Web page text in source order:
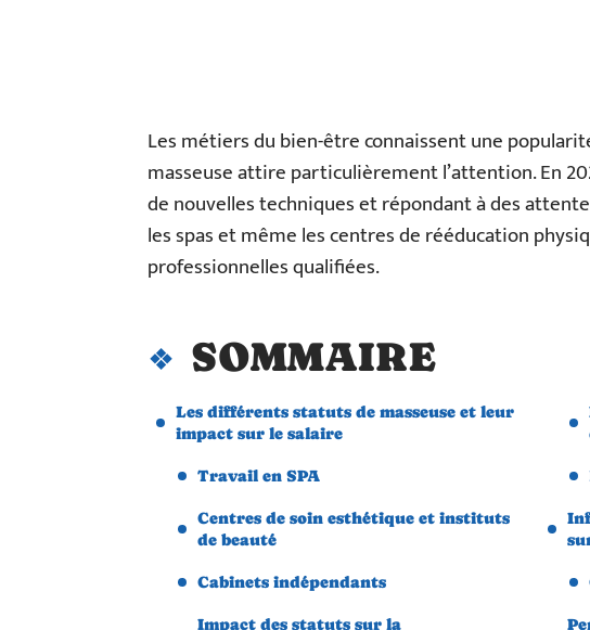
Les métiers du bien-être connaissent une
masseuse attire particulièrement l’attention. En
de nouvelles techniques et répondant à des
les spas et même les centres de rééducation
professionnelles qualifiées.
SOMMAIRE
Les différents statuts de masseuse et leur
impact sur le salaire
Travail en SPA
Centres de soin esthétique et instituts
de beauté
Cabinets indépendants
Impact des statuts sur la